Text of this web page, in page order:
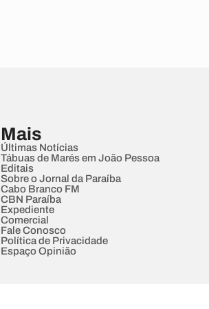
Mais
Últimas Notícias
Tábuas de Marés em João Pessoa
Editais
Sobre o Jornal da Paraíba
Cabo Branco FM
CBN Paraíba
Expediente
Comercial
Fale Conosco
Política de Privacidade
Espaço Opinião